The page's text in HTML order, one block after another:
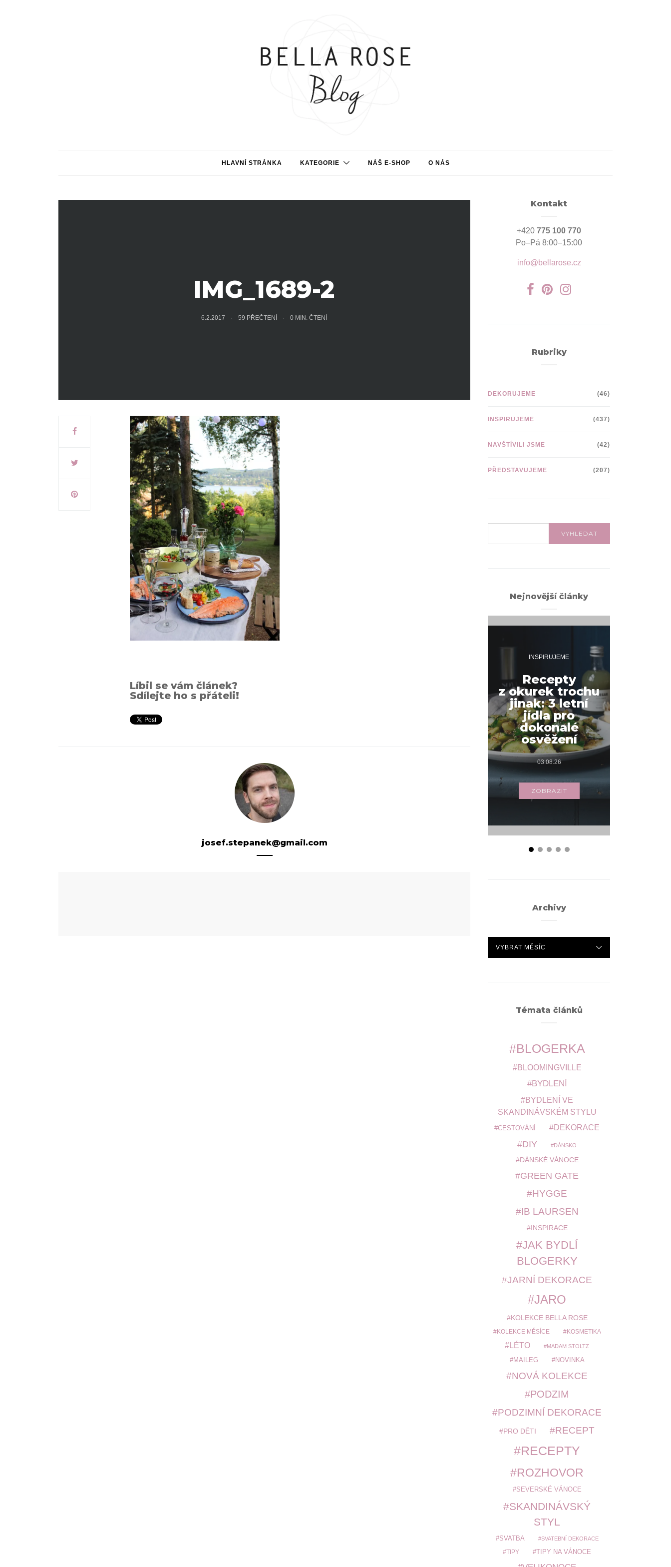
HLAVNÍ STRÁNKA KATEGORIE NÁŠ E-SHOP O NÁS
IMG_1689-2
6.2.2017 59 PŘEČTENÍ 0 MIN. ČTENÍ
Líbil se vám článek?
Sdílejte ho s přáteli!
josef.stepanek@gmail.com
Kontakt
+420 775 100 770
Po–Pá 8:00–15:00
info@bellarose.cz
Rubriky
DEKORUJEME (46)
INSPIRUJEME (437)
NAVŠTÍVILI JSME (42)
PŘEDSTAVUJEME (207)
VYHLEDAT
Nejnovější články
INSPIRUJEME
Recepty
z okurek trochu
jinak: 3 letní
jídla pro
dokonalé
osvěžení
03.08.26
ZOBRAZIT
Archivy
Témata článků
BLOGERKA
BLOOMINGVILLE
BYDLENÍ
BYDLENÍ VE
SKANDINÁVSKÉM STYLU
CESTOVÁNÍ DEKORACE
DIY DÁNSKO
DÁNSKÉ VÁNOCE
GREEN GATE
HYGGE
IB LAURSEN
INSPIRACE
JAK BYDLÍ
BLOGERKY
JARNÍ DEKORACE
JARO
KOLEKCE BELLA ROSE
KOLEKCE MĚSÍCE KOSMETIKA
LÉTO MADAM STOLTZ
MAILEG NOVINKA
NOVÁ KOLEKCE
PODZIM
PODZIMNÍ DEKORACE
PRO DĚTI RECEPT
RECEPTY
ROZHOVOR
SEVERSKÉ VÁNOCE
SKANDINÁVSKÝ
STYL
SVATBA SVATEBNÍ DEKORACE
TIPY TIPY NA VÁNOCE